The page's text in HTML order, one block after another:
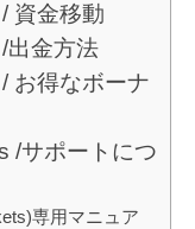
資金移動
出金方法
お得なボーナ
/サポートにつ
専用マニュア